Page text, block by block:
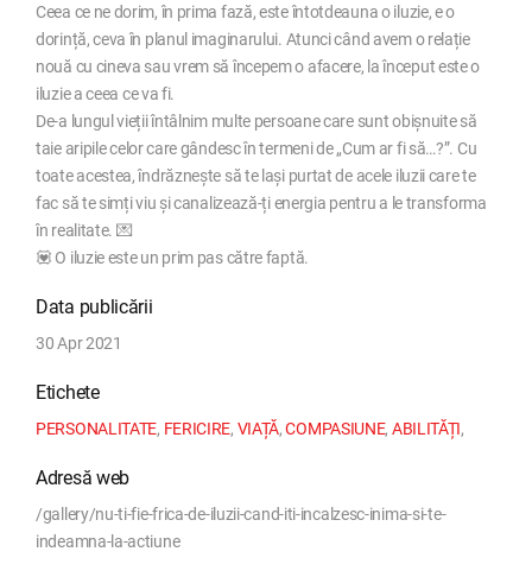
Ceea ce ne dorim, în prima fază, este întotdeauna o iluzie, e o
dorință, ceva în planul imaginarului. Atunci când avem o relație
nouă cu cineva sau vrem să începem o afacere, la început este o
iluzie a ceea ce va fi.
De-a lungul vieții întâlnim multe persoane care sunt obișnuite să
taie aripile celor care gândesc în termeni de „Cum ar fi să…?”. Cu
toate acestea, îndrăznește să te lași purtat de acele iluzii care te
fac să te simți viu și canalizează-ți energia pentru a le transforma
în realitate. 💌
💟 O iluzie este un prim pas către faptă.
Data publicării
30 Apr 2021
Etichete
PERSONALITATE, FERICIRE, VIAȚĂ,COMPASIUNE, ABILITĂȚI,
Adresă web
/gallery/nu-ti-fie-frica-de-iluzii-cand-iti-incalzesc-inima-si-te-
indeamna-la-actiune